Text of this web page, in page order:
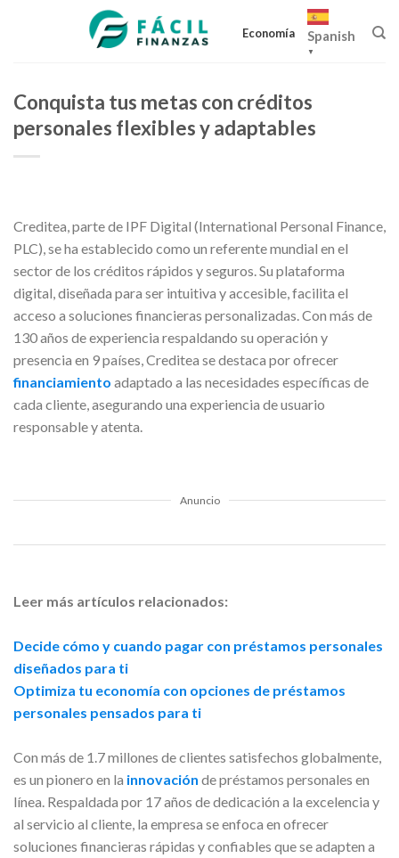
Economía Spanish
▼
Conquista tus metas con créditos
personales flexibles y adaptables
Creditea, parte de IPF Digital (International Personal Finance,
PLC), se ha establecido como un referente mundial en el
sector de los créditos rápidos y seguros. Su plataforma
digital, diseñada para ser intuitiva y accesible, facilita el
acceso a soluciones financieras personalizadas. Con más de
130 años de experiencia respaldando su operación y
presencia en 9 países, Creditea se destaca por ofrecer
financiamiento adaptado a las necesidades específicas de
cada cliente, asegurando una experiencia de usuario
responsable y atenta.
Anuncio
Leer más artículos relacionados:
Decide cómo y cuando pagar con préstamos personales
diseñados para ti
Optimiza tu economía con opciones de préstamos
personales pensados para ti
Con más de 1.7 millones de clientes satisfechos globalmente,
es un pionero en la innovación de préstamos personales en
línea. Respaldada por 17 años de dedicación a la excelencia y
al servicio al cliente, la empresa se enfoca en ofrecer
soluciones financieras rápidas y confiables que se adapten a